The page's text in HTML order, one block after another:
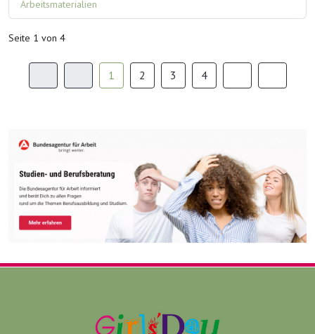
Arbeitsmaterialien
Seite 1 von 4
1 2 3 4